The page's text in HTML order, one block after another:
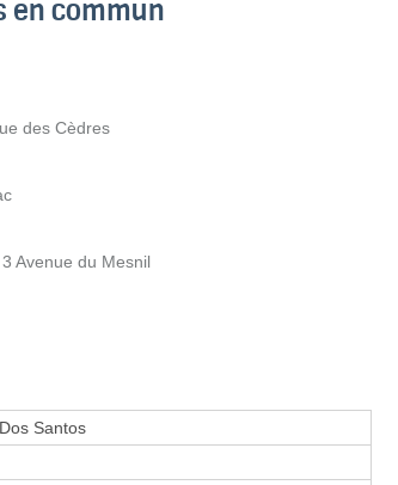
en commun
des Cèdres
Avenue du Mesnil
Santos